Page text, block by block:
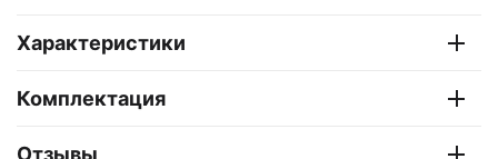
Характеристики
Комплектация
Отзывы